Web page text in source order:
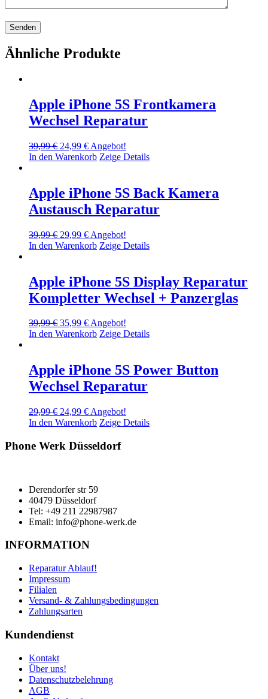
Ähnliche Produkte
Apple iPhone 5S Frontkamera
Wechsel Reparatur
39,99€ Ursprünglicher
Preis
24,99 €Aktueller
Preis
Angebot!
In den Warenkorb Zeige Details
Apple iPhone 5S Back Kamera
Austausch Reparatur
39,99€ Ursprünglicher
Preis
29,99 €Aktueller
Preis
Angebot!
In den Warenkorb Zeige Details
Apple iPhone 5S Display Reparatur
Kompletter Wechsel + Panzerglas
39,99€ Ursprünglicher
Preis
35,99 €Aktueller
Preis
Angebot!
In den Warenkorb Zeige Details
Apple iPhone 5S Power Button
Wechsel Reparatur
29,99€ Ursprünglicher
Preis
29,99 €
24,99 €Aktueller
Preis
24,99 €.
Angebot!
In den Warenkorb Zeige Details
Phone Werk Düsseldorf
Derendorfer str 59
40479 Düsseldorf
Tel: +49 211 22987987
Email: info@phone-werk.de
INFORMATION
Reparatur Ablauf!
Impressum
Filialen
Versand- & Zahlungsbedingungen
Zahlungsarten
Kundendienst
Kontakt
Über uns!
Datenschutzbelehrung
AGB